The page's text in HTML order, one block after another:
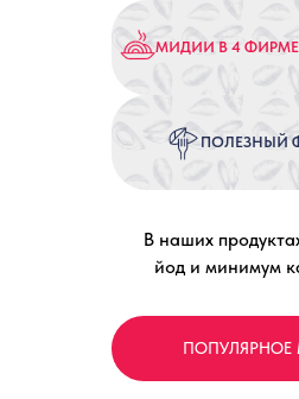
МИДИИ В 4
ПОЛЕЗНЫЙ
В наших
йод и минимум
ПОЛУЧИТЕ БОНУС
4